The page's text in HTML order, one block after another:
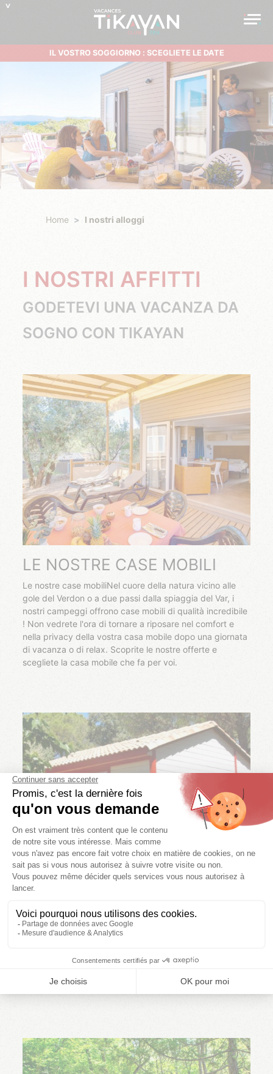
IL VOSTRO SOGGIORNO : SCEGLIETE LE DATE
Home I nostri alloggi
I NOSTRI AFFITTI
GODETEVI UNA VACANZA DA
SOGNO CON TIKAYAN
LE NOSTRE CASE MOBILI
Le nostre case mobiliNel cuore della natura vicino alle
gole del Verdon o a due passi dalla spiaggia del Var, i
nostri campeggi offrono case mobili di qualità incredibile
! Non vedrete l'ora di tornare a riposare nel comfort e
nella privacy della vostra casa mobile dopo una giornata
di vacanza o di relax. Scoprite le nostre offerte e
scegliete la casa mobile che fa per voi.
Gli chalet non si trovano solo in montagna in inverno.
Anche in piena estate, potrete godere degli spaziosi
accoglienti, dispongono di tutti i comfort necessari per
prenotate la vostra vacanza in famiglia.